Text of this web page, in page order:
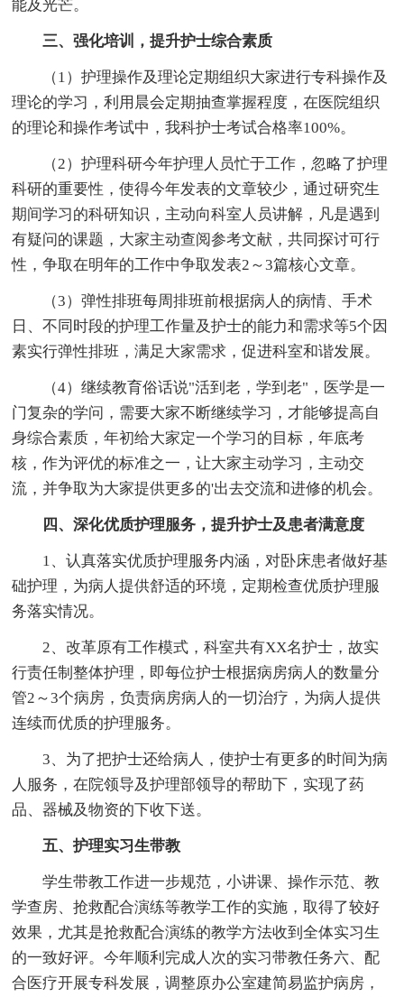
能及光芒。
三、强化培训，提升护士综合素质
（1）护理操作及理论定期组织大家进行专科操作及
理论的学习，利用晨会定期抽查掌握程度，在医院组织
的理论和操作考试中，我科护士考试合格率100%。
（2）护理科研今年护理人员忙于工作，忽略了护理
科研的重要性，使得今年发表的文章较少，通过研究生
期间学习的科研知识，主动向科室人员讲解，凡是遇到
有疑问的课题，大家主动查阅参考文献，共同探讨可行
性，争取在明年的工作中争取发表2～3篇核心文章。
（3）弹性排班每周排班前根据病人的病情、手术
日、不同时段的护理工作量及护士的能力和需求等5个因
素实行弹性排班，满足大家需求，促进科室和谐发展。
（4）继续教育俗话说"活到老，学到老"，医学是一
门复杂的学问，需要大家不断继续学习，才能够提高自
身综合素质，年初给大家定一个学习的目标，年底考
核，作为评优的标准之一，让大家主动学习，主动交
流，并争取为大家提供更多的'出去交流和进修的机会。
四、深化优质护理服务，提升护士及患者满意度
1、认真落实优质护理服务内涵，对卧床患者做好基
础护理，为病人提供舒适的环境，定期检查优质护理服
务落实情况。
2、改革原有工作模式，科室共有XX名护士，故实
行责任制整体护理，即每位护士根据病房病人的数量分
管2～3个病房，负责病房病人的一切治疗，为病人提供
连续而优质的护理服务。
3、为了把护士还给病人，使护士有更多的时间为病
人服务，在院领导及护理部领导的帮助下，实现了药
品、器械及物资的下收下送。
五、护理实习生带教
学生带教工作进一步规范，小讲课、操作示范、教
学查房、抢救配合演练等教学工作的实施，取得了较好
效果，尤其是抢救配合演练的教学方法收到全体实习生
的一致好评。今年顺利完成人次的实习带教任务六、配
合医疗开展专科发展，调整原办公室建简易监护病房，